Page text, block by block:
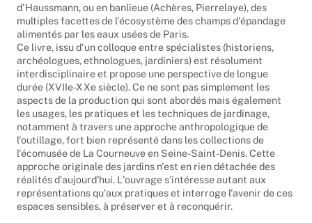
des Buttes-Chaumont par Barillet Deschamps dans le Paris
d'Haussmann, ou en banlieue (Achères, Pierrelaye), des
multiples facettes de l'écosystème des champs d'épandage
alimentés par les eaux usées de Paris.
Ce livre, issu d'un colloque entre spécialistes (historiens,
archéologues, ethnologues, jardiniers) est résolument
interdisciplinaire et propose une perspective de longue
durée (XVIIe-XXe siècle). Ce ne sont pas simplement les
aspects de la production qui sont abordés mais également
les usages, les pratiques et les techniques de jardinage,
notamment à travers une approche anthropologique de
l'outillage, fort bien représenté dans les collections de
l'écomusée de La Courneuve en Seine-Saint-Denis. Cette
approche originale des jardins n'est en rien détachée des
réalités d'aujourd'hui. L'ouvrage s'intéresse autant aux
représentations qu'aux pratiques et interroge l'avenir de ces
espaces sensibles, à préserver et à reconquérir.